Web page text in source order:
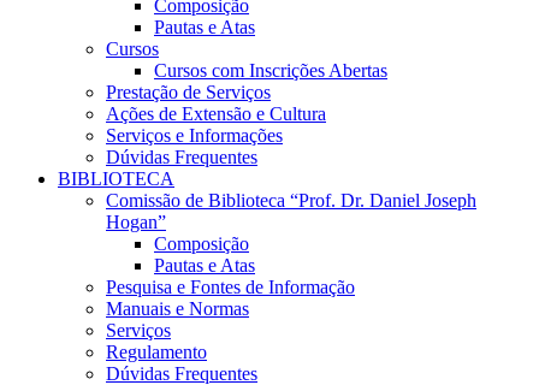
Composição
Pautas e Atas
Cursos
Cursos com Inscrições Abertas
Prestação de Serviços
Ações de Extensão e Cultura
Serviços e Informações
Dúvidas Frequentes
BIBLIOTECA
Comissão de Biblioteca “Prof. Dr. Daniel Joseph
Hogan”
Composição
Pautas e Atas
Pesquisa e Fontes de Informação
Manuais e Normas
Serviços
Regulamento
Dúvidas Frequentes